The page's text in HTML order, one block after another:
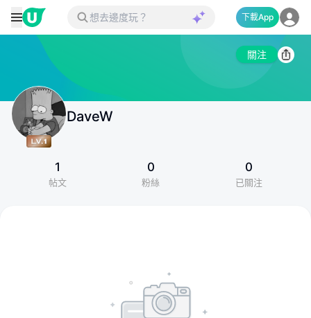
下載App
關注
DaveW
1
帖文
0
粉絲
0
已關注